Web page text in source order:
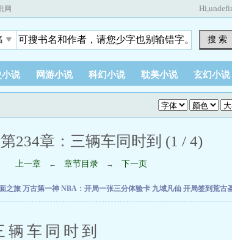
网 Hi,
搜 索
小说 网游小说 科幻小说 耽美小说 玄幻小说
第234章：三辆车同时到 (1 / 4)
上一章 ← 章节目录 → 下一页
之旅 万古第一神 NBA：开局一张三分体验卡 九域凡仙 开局签到荒古
同时到